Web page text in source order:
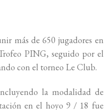
más de 650 jugadores en
PING, seguido por el
con el torneo Le Club.
la modalidad de
en el hoyo 9 / 18 fue